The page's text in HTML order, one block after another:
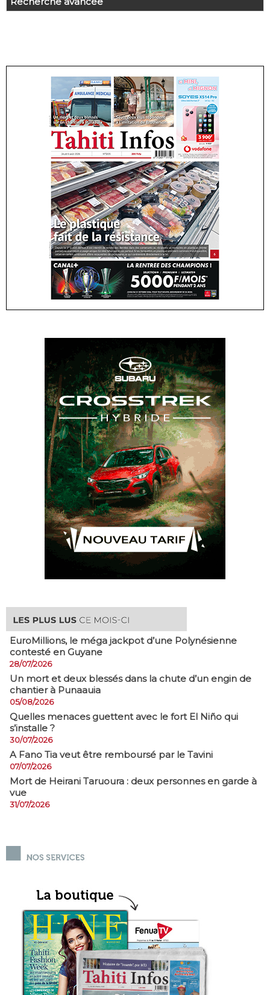
EuroMillions, ​le méga jackpot d’une Polynésienne
contesté en Guyane
28/07/2026
​Un mort et deux blessés dans la chute d’un engin de
chantier à Punaauia
05/08/2026
Quelles menaces guettent avec le fort El Niño qui
s’installe ?
30/07/2026
A Fano Tia veut être remboursé par le Tavini
07/07/2026
Mort de Heirani Taruoura : deux personnes en garde à
vue
31/07/2026